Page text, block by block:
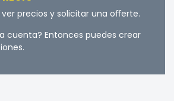
precios y solicitar una oﬀerte.
cuenta? Entonces puedes crear